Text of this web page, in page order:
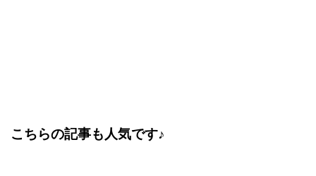
こちらの記事も人気です♪